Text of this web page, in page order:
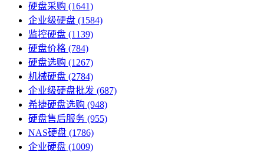
硬盘采购 (1641)
企业级硬盘 (1584)
监控硬盘 (1139)
硬盘价格 (784)
硬盘选购 (1267)
机械硬盘 (2784)
企业级硬盘批发 (687)
希捷硬盘选购 (948)
硬盘售后服务 (955)
NAS硬盘 (1786)
企业硬盘 (1009)